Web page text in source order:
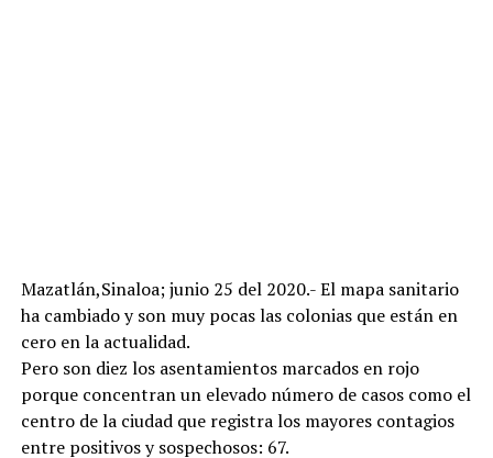
Mazatlán,Sinaloa; junio 25 del 2020.- El mapa sanitario
ha cambiado y son muy pocas las colonias que están en
cero en la actualidad.
Pero son diez los asentamientos marcados en rojo
porque concentran un elevado número de casos como el
centro de la ciudad que registra los mayores contagios
entre positivos y sospechosos: 67.